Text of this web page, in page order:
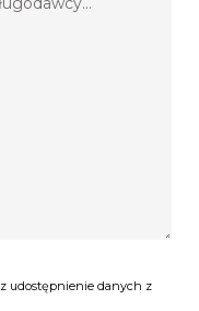
udostępnienie danych z